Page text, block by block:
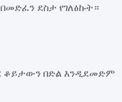
ደስታ የገለፅኩት።
ቆይታውን በድል እንዲደመድም